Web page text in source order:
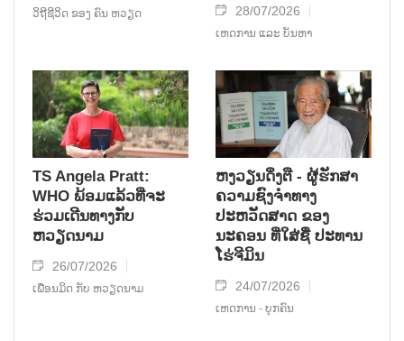
ວິຖີຊີວິດ ຂອງ ຄົນ ຫວຽດ 28/07/2026
ເຫດການ ແລະ ບັນຫາ
TS Angela Pratt:
WHO ພ້ອມແລ້ວທີ່ຈະ
ຮ່ວມເດີນທາງກັບ
ຫວຽດນາມ
26/07/2026
ເພື່ອນມິດ ກັບ ຫວຽດນາມ
ຫງວຽນດິ່ງຕື - ຜູ້ຮັກສາ
ຄວາມຊົງຈໍາທາງ
ປະຫວັດສາດ ຂອງ
ນະຄອນ ທີ່ໃສ່ຊື່ ປະທານ
ໂຮ່ຈີມິນ
24/07/2026
ເຫດການ - ບຸກຄົນ